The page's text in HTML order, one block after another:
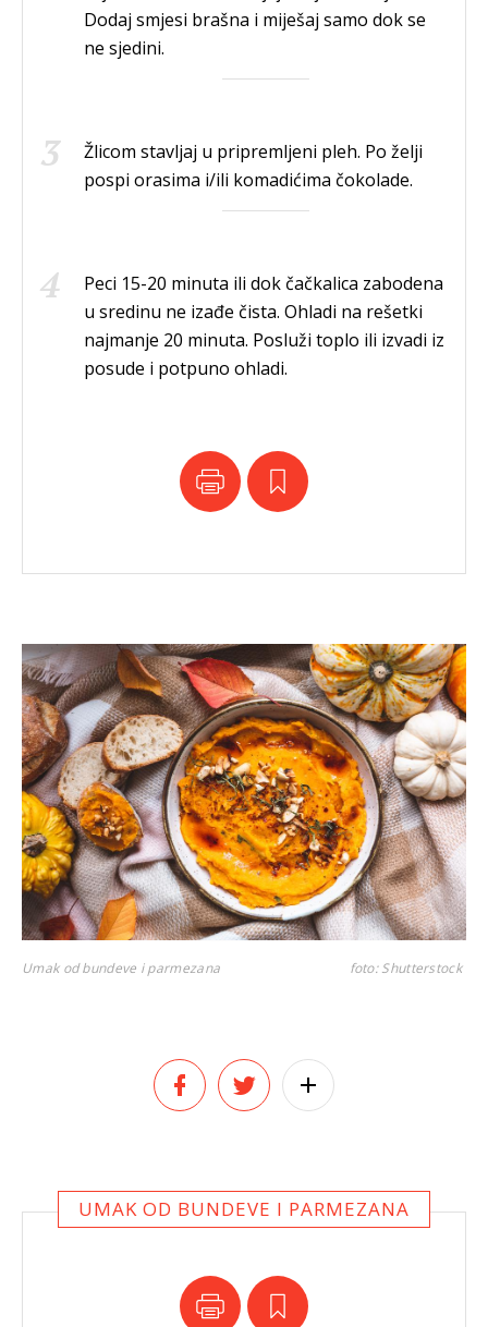
Dodaj smjesi brašna i miješaj samo dok se
ne sjedini.
Žlicom stavljaj u pripremljeni pleh. Po želji
pospi orasima i/ili komadićima čokolade.
Peci 15-20 minuta ili dok čačkalica zabodena
u sredinu ne izađe čista. Ohladi na rešetki
najmanje 20 minuta. Posluži toplo ili izvadi iz
posude i potpuno ohladi.
Umak od bundeve i parmezana foto: Shutterstock
UMAK OD BUNDEVE I PARMEZANA